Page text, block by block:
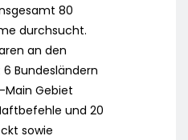
80
durchsucht.
an den
Bundesländern
Gebiet
und 20
sowie